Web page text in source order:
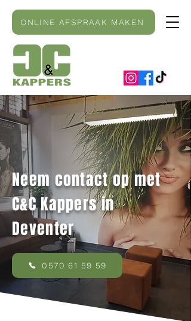
ONLINE AFSPRAAK MAKEN
Neem contact opmet
C&C Kappers in
Deventer
0570 61 59 59